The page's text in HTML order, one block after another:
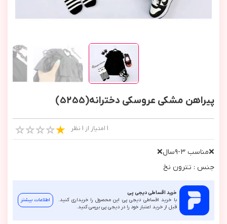
پیراهن مشکی عروسکی دخترانه(5255)
1 امتیاز از 1 نظر
❌مناسب ٣-٩سال❌
جنس : تترون نخ
خرید اقساطی دیجی پی
با خرید اقساطی دیجی پی این محصول را خریداری کنید.
قبل از خرید اعتبار خود را در دیجی پی بررسی کنید.
اطلاعات بیشتر